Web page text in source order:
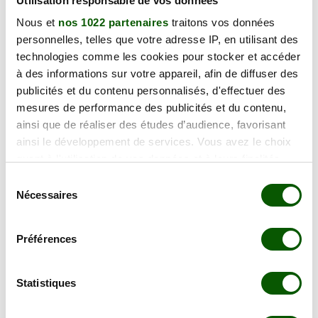
Nous et nos 1022 partenaires traitons vos données
personnelles, telles que votre adresse IP, en utilisant des
technologies comme les cookies pour stocker et accéder
à des informations sur votre appareil, afin de diffuser des
publicités et du contenu personnalisés, d'effectuer des
mesures de performance des publicités et du contenu,
ainsi que de réaliser des études d’audience, favorisant
ainsi le développement de services. Vous avez le choix
tout moment en consultant la Déclaration relative aux
cookies ou en cliquant sur l'icône de confidentialité.
Si vous le permettez, nous aimerions également :
géographique qui peuvent être précises à plusieurs
Identifier votre appareil en l'analysant activement
Nécessaires
Préférences
Statistiques
22360 Langueux
En forte demande
Annulation Gratuite jusqu'à 48h
122.00 €
5 Rue de la Landelle,
22360 Langueux
En forte demande
lundi 28 septembre 2026
133.00 €